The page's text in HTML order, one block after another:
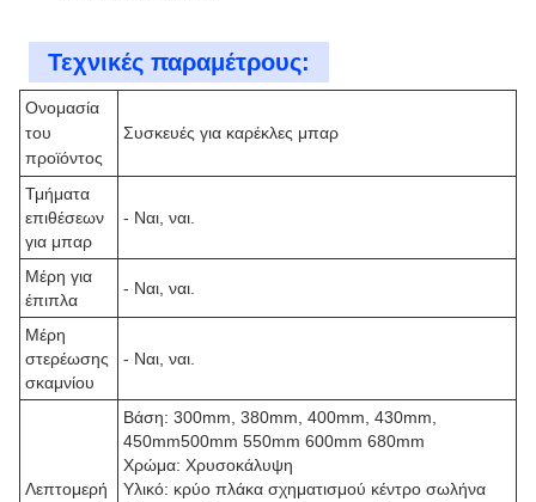
Τεχνικές παραμέτρους:
Ονομασία
του
προϊόντος
Συσκευές για καρέκλες μπαρ
Τμήματα
επιθέσεων
για μπαρ
- Ναι, ναι.
Μέρη για
έπιπλα
- Ναι, ναι.
Μέρη
στερέωσης
σκαμνίου
- Ναι, ναι.
Λεπτομερή
Βάση: 300mm, 380mm, 400mm, 430mm,
450mm500mm 550mm 600mm 680mm
Χρώμα: Χρυσοκάλυψη
Υλικό: κρύο πλάκα σχηματισμού κέντρο σωλήνα